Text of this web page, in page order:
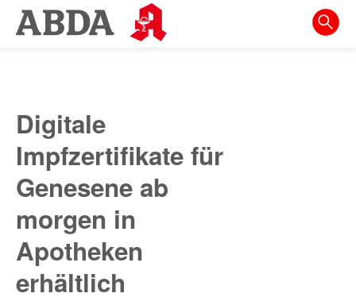
Springe
direkt
zur
Meta-
Navigation
Inhalt
zur
Suche
Digitale
Impfzertifikate für
Genesene ab
morgen in
Apotheken
erhältlich